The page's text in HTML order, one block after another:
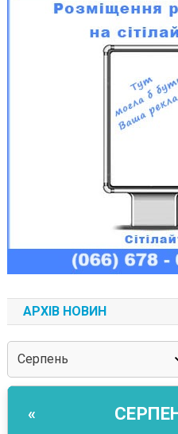
АРХІВ НОВИН
«